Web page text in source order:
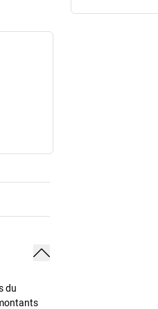
du